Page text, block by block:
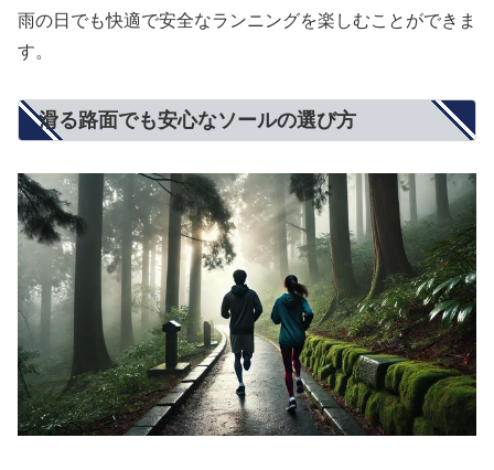
雨の日でも快適で安全なランニングを楽しむことができま
す。
滑る路面でも安心なソールの選び方